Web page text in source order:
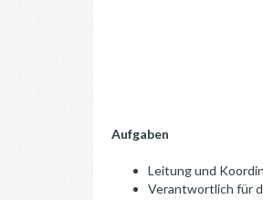
Aufgaben
Leitung und
Verantwortlich für